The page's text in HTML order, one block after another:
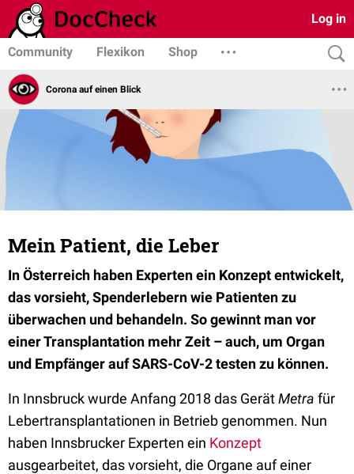
Log in
Community Flexikon Shop
Corona auf einen Blick
Mein Patient, die Leber
In Österreich haben Experten ein Konzept entwickelt,
das vorsieht, Spenderlebern wie Patienten zu
überwachen und behandeln. So gewinnt man vor
einer Transplantation mehr Zeit – auch, um Organ
und Empfänger auf SARS-CoV-2 testen zu können.
In Innsbruck wurde Anfang 2018 das GerätMetra für
Lebertransplantationen in Betrieb genommen. Nun
haben Innsbrucker Experten ein Konzept
ausgearbeitet, das vorsieht, die Organe auf einer